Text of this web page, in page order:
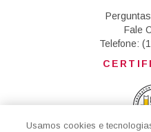
Fale
Telefone:
Usamos cookies e